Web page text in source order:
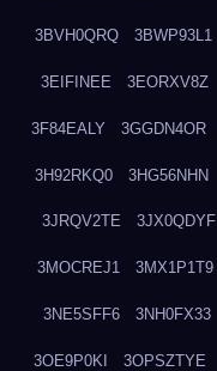
3BVH0QRQ 3BWP93L1
3EIFINEE 3EORXV8Z
3F84EALY 3GGDN4OR
3H92RKQ0 3HG56NHN
3JRQV2TE 3JX0QDYF
3MOCREJ1 3MX1P1T9
3NE5SFF6 3NH0FX33
3OE9P0KI 3OPSZTYE